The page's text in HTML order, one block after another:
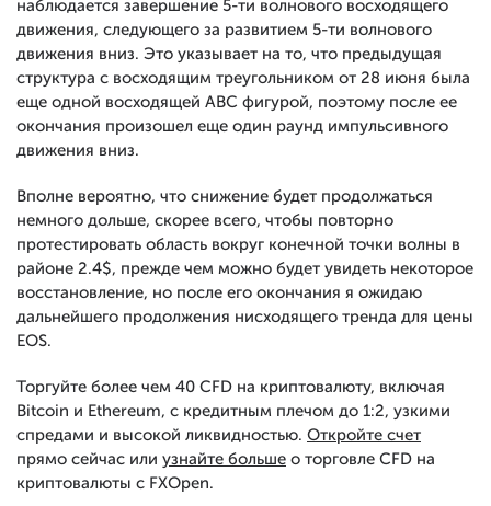
наблюдается завершение 5-ти волнового восходящего
движения, следующего за развитием 5-ти волнового
движения вниз. Это указывает на то, что предыдущая
структура с восходящим треугольником от 28 июня была
еще одной восходящей АВС фигурой, поэтому после ее
окончания произошел еще один раунд импульсивного
движения вниз.
Вполне вероятно, что снижение будет продолжаться
немного дольше, скорее всего, чтобы повторно
протестировать область вокруг конечной точки волны в
районе 2.4$, прежде чем можно будет увидеть некоторое
восстановление, но после его окончания я ожидаю
дальнейшего продолжения нисходящего тренда для цены
EOS.
Торгуйте более чем 40 CFD на криптовалюту, включая
Bitcoin и Ethereum, с кредитным плечом до 1:2, узкими
спредами и высокой ликвидностью. Откройте счет
прямо сейчас или узнайте больше о торговле CFD на
криптовалюты с FXOpen.